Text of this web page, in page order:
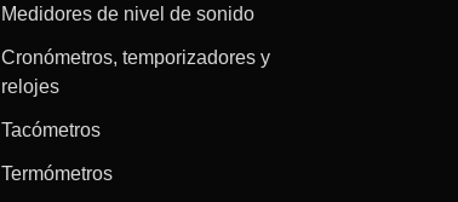
Medidores de nivel de sonido
Cronómetros, temporizadores y
relojes
Tacómetros
Termómetros